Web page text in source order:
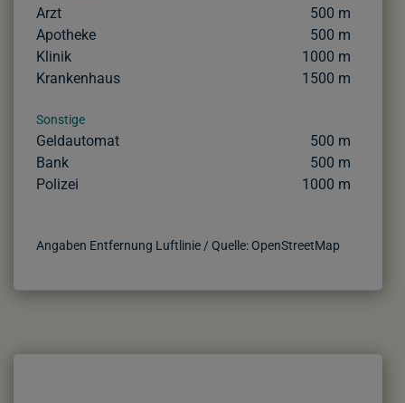
Arzt
500 m
Apotheke
500 m
Klinik
1000 m
Krankenhaus
1500 m
Sonstige
Geldautomat
500 m
Bank
500 m
Polizei
1000 m
Angaben Entfernung Luftlinie / Quelle: OpenStreetMap